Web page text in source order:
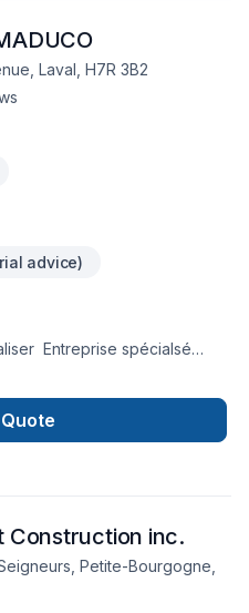
Laval, H7R 3B2
advice)
Construction inc.
Petite-Bourgogne,